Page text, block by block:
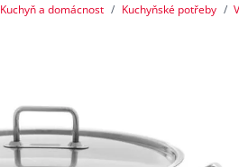
Kuchyň a domácnost Kuchyňské potřeby